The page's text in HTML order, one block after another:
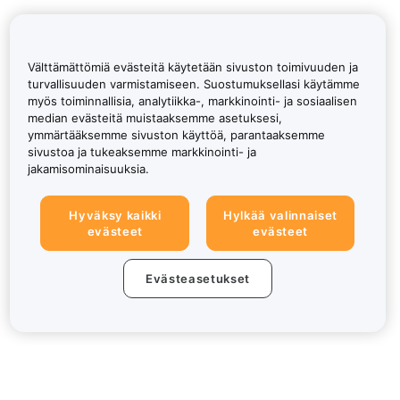
Välttämättömiä evästeitä käytetään sivuston toimivuuden ja
turvallisuuden varmistamiseen. Suostumuksellasi käytämme
myös toiminnallisia, analytiikka-, markkinointi- ja sosiaalisen
median evästeitä muistaaksemme asetuksesi,
ymmärtääksemme sivuston käyttöä, parantaaksemme
sivustoa ja tukeaksemme markkinointi- ja
jakamisominaisuuksia.
Hyväksy kaikki
evästeet
Hylkää valinnaiset
evästeet
Evästeasetukset